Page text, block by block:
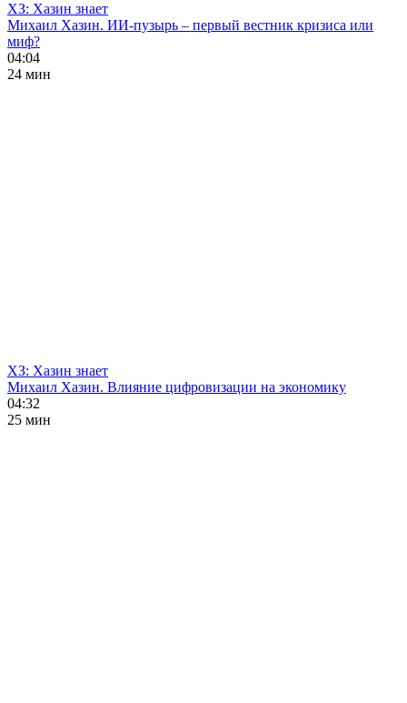
ХЗ: Хазин знает
Михаил Хазин. ИИ-пузырь – первый вестник кризиса или
миф?
04:04
24 мин
ХЗ: Хазин знает
Михаил Хазин. Влияние цифровизации на экономику
04:32
25 мин